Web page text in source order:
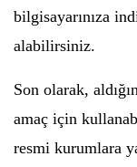
bilgisayarınıza
alabilirsiniz.
Son olarak,
amaç için
resmi kurumlara